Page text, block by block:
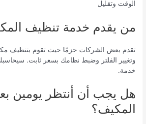
الوقت وتقليل
من يقدم خدمة تنظيف
تقدم بعض الشركات حزمًا حيث تقوم بتنظيف
وتغيير الفلتر وضبط نظامك بسعر ثابت.
خدمة.
هل يجب أن أنتظر يومين
المكيف؟